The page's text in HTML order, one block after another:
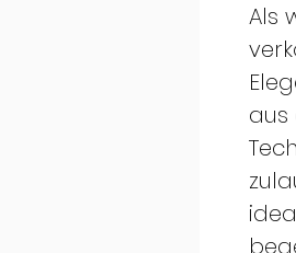
Als
aus